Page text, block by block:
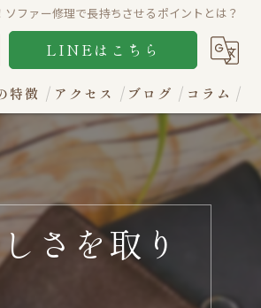
ファー修理で長持ちさせるポイントとは？
LINEはこちら
特徴
ン
ー
アクセス ブログ コラム
さを取り